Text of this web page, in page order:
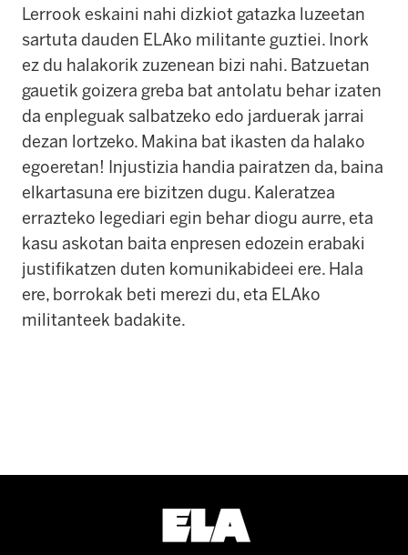
Lerrook eskaini nahi dizkiot gatazka luzeetan
sartuta dauden ELAko militante guztiei. Inork
ez du halakorik zuzenean bizi nahi. Batzuetan
gauetik goizera greba bat antolatu behar izaten
da enpleguak salbatzeko edo jarduerak jarrai
dezan lortzeko. Makina bat ikasten da halako
egoeretan! Injustizia handia pairatzen da, baina
elkartasuna ere bizitzen dugu. Kaleratzea
errazteko legediari egin behar diogu aurre, eta
kasu askotan baita enpresen edozein erabaki
justifikatzen duten komunikabideei ere. Hala
ere, borrokak beti merezi du, eta ELAko
militanteek badakite.